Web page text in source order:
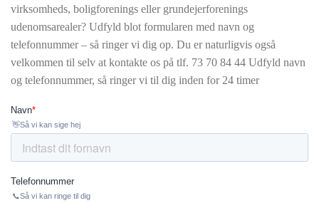
virksomheds, boligforenings eller grundejerforenings
udenomsarealer? Udfyld blot formularen med navn og
telefonnummer – så ringer vi dig op. Du er naturligvis også
velkommen til selv at kontakte os på tlf. 73 70 84 44 Udfyld navn
og telefonnummer, så ringer vi til dig inden for 24 timer